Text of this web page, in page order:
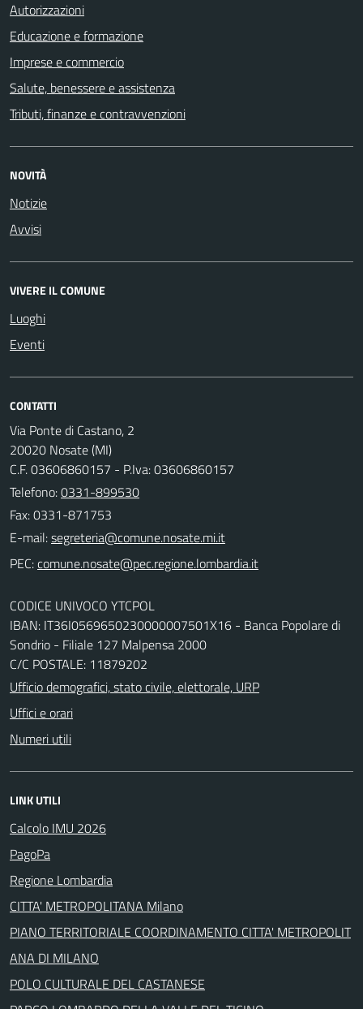
Autorizzazioni
Educazione e formazione
Imprese e commercio
Salute, benessere e assistenza
Tributi, finanze e contravvenzioni
NOVITÀ
Notizie
Avvisi
VIVERE IL COMUNE
Luoghi
Eventi
CONTATTI
Via Ponte di Castano, 2
20020 Nosate (MI)
C.F. 03606860157 - P.Iva: 03606860157
Telefono:0331-899530
Fax: 0331-871753
E-mail:
PEC:
CODICE UNIVOCO YTCPOL
IBAN: IT36I0569650230000007501X16 - Banca Popolare di
Sondrio - Filiale 127 Malpensa 2000
C/C POSTALE: 11879202
Ufficio demografici, stato civile, elettorale, URP
Uffici e orari
Numeri utili
LINK UTILI
Calcolo IMU 2026
PagoPa
Regione Lombardia
CITTA' METROPOLITANA Milano
PIANO TERRITORIALE COORDINAMENTO CITTA' METROPOLIT
ANA DI MILANO
POLO CULTURALE DEL CASTANESE